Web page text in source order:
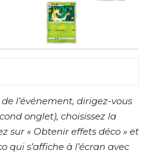
l’événement, dirigez-vous
onglet), choisissez la
sur « Obtenir effets déco » et
qui s’affiche à l’écran avec